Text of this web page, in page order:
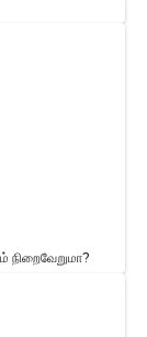
நிறைவேறுமா?